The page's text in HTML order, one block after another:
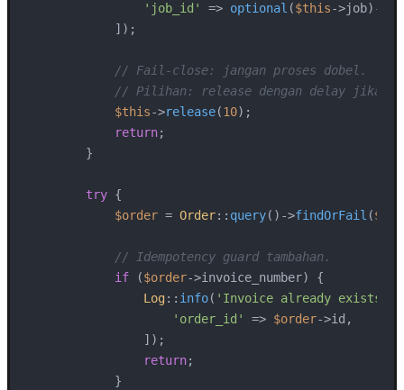
'job_id'
=> optional ($this->job)->
            ]);
// Fail-close: jangan proses dobel.
// Pilihan: release dengan delay jika
$this->release(10);
return;
        }
try {
$order = Order:: query()->findOrFail (
// Idempotency guard tambahan.
if ($order->invoice_number) {
Log:: info( 'Invoice already exists,
'order_id'
=> $order->id,
                ]);
return;
            }